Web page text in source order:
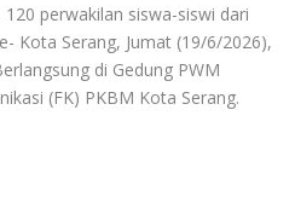
perwakilan siswa-siswi dari
Kota Serang, Jumat (19/6/2026),
di Gedung PWM
(FK) PKBM Kota Serang.